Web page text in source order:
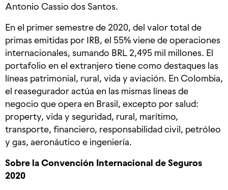
Antonio Cassio dos Santos.
En el primer semestre de 2020, del valor total de
primas emitidas por IRB, el 55% viene de operaciones
internacionales, sumando BRL 2,495 mil millones. El
portafolio en el extranjero tiene como destaques las
líneas patrimonial, rural, vida y aviación. En Colombia,
el reasegurador actúa en las mismas líneas de
negocio que opera en Brasil, excepto por salud:
property, vida y seguridad, rural, marítimo,
transporte, financiero, responsabilidad civil, petróleo
y gas, aeronáutico e ingeniería.
Sobre la Convención Internacional de Seguros
2020